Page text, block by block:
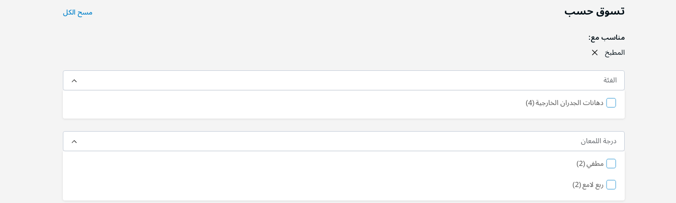
تسوق حسب
مناسب مع
المطبخ
مسح الكل
الفئة
دهانات الجدران الخارجية 4منتج
درجة اللمعان
مطفي 2منتج
ربع لامع 2منتج